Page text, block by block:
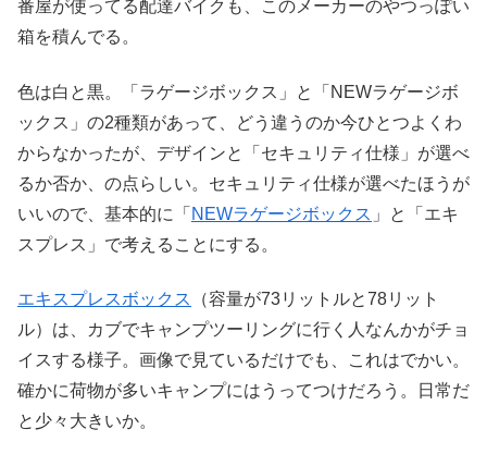
番屋が使ってる配達バイクも、このメーカーのやつっぽい
箱を積んでる。
色は白と黒。「ラゲージボックス」と「NEWラゲージボ
ックス」の2種類があって、どう違うのか今ひとつよくわ
からなかったが、デザインと「セキュリティ仕様」が選べ
るか否か、の点らしい。セキュリティ仕様が選べたほうが
いいので、基本的に「 NEWラゲージボックス 」と「エキ
スプレス」で考えることにする。
エキスプレスボックス
（容量が73リットルと78リット
ル）は、カブでキャンプツーリングに行く人なんかがチョ
イスする様子。画像で見ているだけでも、これはでかい。
確かに荷物が多いキャンプにはうってつけだろう。日常だ
と少々大きいか。